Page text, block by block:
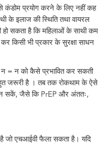
प्रयोग करने के लिए नहीं कह
के इलाज की स्थिति तथा वायरल
सकता है कि महिलाओं के साथी कम
किसी भी प्रकार के सुरक्षा साधन
न = न को कैसे प्रभावित कर सकती
जरूरी है । तब तक रोकथाम के ऐसे
चुन सकें, जैसे कि PrEP और अंततः,
जो एचआईवी फैला सकता है। यदि